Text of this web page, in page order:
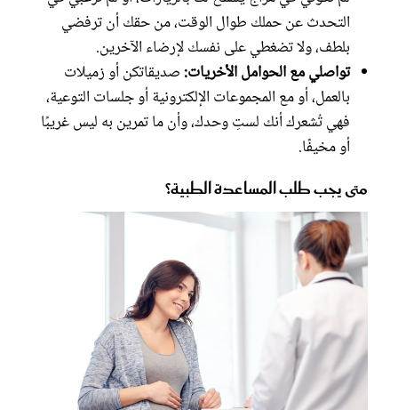
التحدث عن حملك طوال الوقت، من حقك أن ترفضي
بلطف، ولا تضغطي على نفسك لإرضاء الآخرين.
تواصلي مع الحوامل الأخريات:صديقاتكن أو زميلات
بالعمل، أو مع المجموعات الإلكترونية أو جلسات التوعية،
فهي تُشعرك أنك لستِ وحدك، وأن ما تمرين به ليس غريبًا
أو مخيفًا.
متى يجب طلب المساعدة الطبية؟